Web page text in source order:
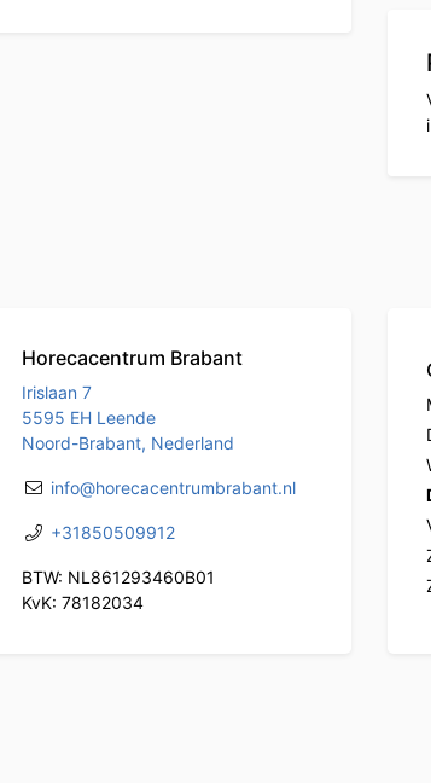
Horecacentrum Brabant
Irislaan 7
5595 EH Leende
Noord-Brabant, Nederland
info@horecacentrumbrabant.nl
+31850509912
BTW: NL861293460B01
KvK: 78182034